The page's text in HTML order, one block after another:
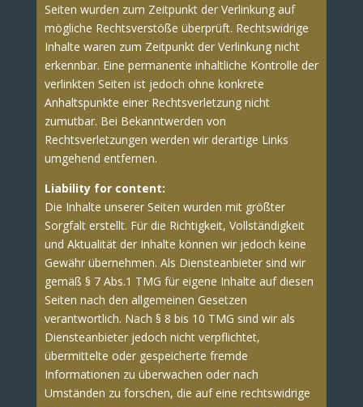
Seiten wurden zum Zeitpunkt der Verlinkung auf
mögliche Rechtsverstöße überprüft. Rechtswidrige
Inhalte waren zum Zeitpunkt der Verlinkung nicht
erkennbar. Eine permanente inhaltliche Kontrolle der
verlinkten Seiten ist jedoch ohne konkrete
Anhaltspunkte einer Rechtsverletzung nicht
zumutbar. Bei Bekanntwerden von
Rechtsverletzungen werden wir derartige Links
umgehend entfernen.
Liability for content:
Die Inhalte unserer Seiten wurden mit größter
Sorgfalt erstellt. Für die Richtigkeit, Vollständigkeit
und Aktualität der Inhalte können wir jedoch keine
Gewähr übernehmen. Als Diensteanbieter sind wir
gemäß § 7 Abs.1 TMG für eigene Inhalte auf diesen
Seiten nach den allgemeinen Gesetzen
verantwortlich. Nach § 8 bis 10 TMG sind wir als
Diensteanbieter jedoch nicht verpflichtet,
übermittelte oder gespeicherte fremde
Informationen zu überwachen oder nach
Umständen zu forschen, die auf eine rechtswidrige